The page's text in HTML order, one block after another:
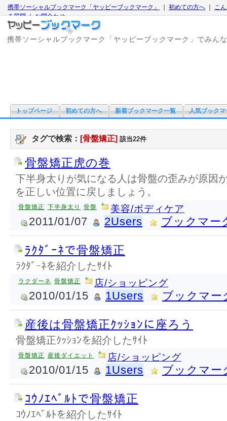
携帯ソーシャルブックマーク「ヤッピーブックマーク」 初めての方へ
こ
る質問｜お問合わせ
携帯ソーシャルブックマーク「ヤッピーブックマーク」でみん
トップページ 初めての方へ 新着ブックマーク一覧 人気ブックマ
タグで検索： [骨盤矯正] 該当22件
骨盤矯正虎の巻
下半身太りが気になる人は骨盤の歪みが原因
を正しい位置に戻しましょう。
骨盤矯正 下半身太り 骨盤 美容/ボディケア
2011/01/07 2Users ブックマー
ﾗｸﾀﾞｰﾈで骨盤矯正
ﾗｸﾀﾞｰﾈを紹介したｻｲﾄ
ラクダーネ 骨盤矯正 店/ショッピング
2010/01/15 1Users ブックマー
産後は骨盤矯正ｸｯｼｮﾝに座ろう
骨盤矯正ｸｯｼｮﾝを紹介したｻｲﾄ
骨盤矯正 産後ダイエット 店/ショッピング
2010/01/15 1Users ブックマー
ｺｳﾉｴﾍﾞﾙﾄで骨盤矯正
ｺｳﾉｴﾍﾞﾙﾄを紹介したｻｲﾄ